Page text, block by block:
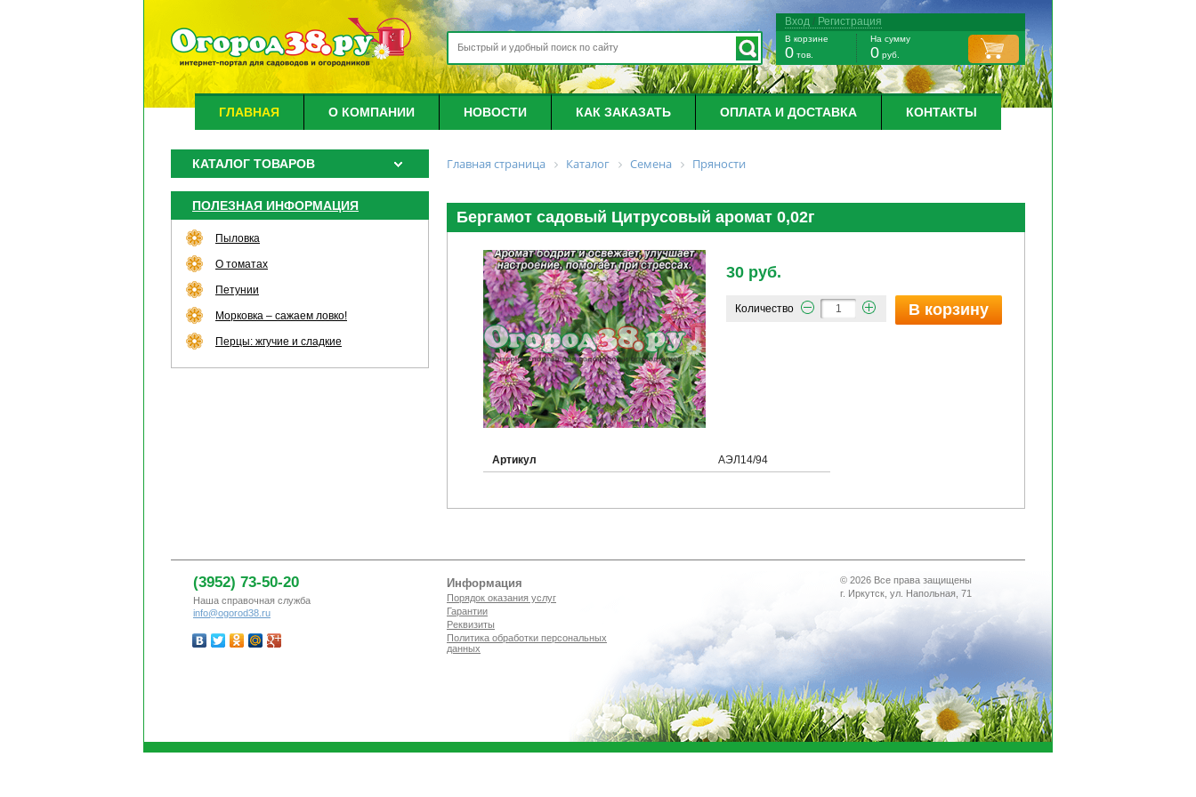
Вход / Регистрация
В корзине
0 тов.
На сумму
0 руб.
ГЛАВНАЯ О КОМПАНИИ НОВОСТИ КАК ЗАКАЗАТЬ ОПЛАТА И ДОСТАВКА КОНТАКТЫ
КАТАЛОГ ТОВАРОВ
ПОЛЕЗНАЯ ИНФОРМАЦИЯ
Пыловка
О томатах
Петунии
Морковка – сажаем ловко!
Перцы: жгучие и сладкие
Главная страница Каталог Семена Пряности
Бергамот садовый Цитрусовый аромат 0,02г
30 руб.
Количество В корзину
Артикул АЭЛ14/94
(3952) 73-50-20
Наша справочная служба
info@ogorod38.ru
Информация
Порядок оказания услуг
Гарантии
Реквизиты
Политика обработки персональных
данных
© 2026 Все права защищены
г. Иркутск, ул. Напольная, 71